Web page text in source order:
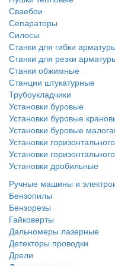
Сваебои
Сепараторы
Силосы
Станки для гибки
Станки для резки
Станки обжимные
Станции штукатурные
Трубоукладчики
Установки буровые
Установки буровые
Установки буровые
Установки
Установки
Установки дробильные
Ручные машины и
Бензопилы
Бензорезы
Гайковерты
Дальномеры лазерные
Детекторы проводки
Дрели